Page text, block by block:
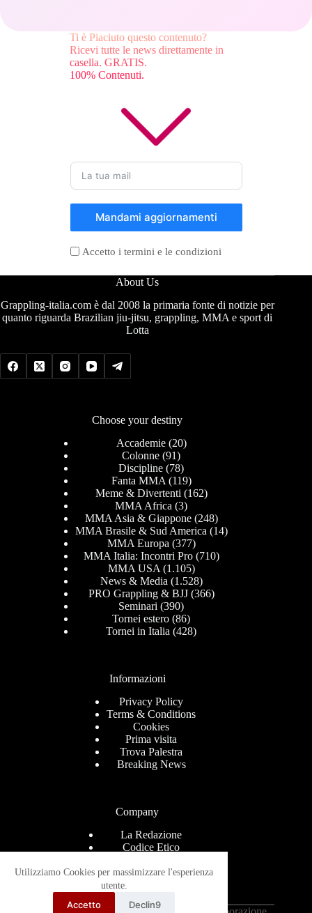
Utilizziamo Cookies per massimizzare l'esperienza
utente.
Accetto Declin9
Ti è Piaciuto questo contenuto?
Ricevi tutte le news direttamente in
casella. GRATIS.
100% Contenuti.
Mandami aggiornamenti
Accetto i termini e le condizioni
About Us
Grappling-italia.com è dal 2008 la primaria fonte di notizie per
quanto riguarda Brazilian jiu-jitsu, grappling, MMA e sport di
Lotta
Choose your destiny
Accademie(20)
Colonne (91)
Discipline (78)
Fanta MMA (119)
Meme & Divertenti (162)
MMA Africa (3)
MMA Asia & Giappone(248)
MMA Brasile & Sud America (14)
MMA Europa (377)
MMA Italia: Incontri Pro(710)
MMA USA (1.105)
News & Media (1.528)
PRO Grappling & BJJ(366)
Seminari (390)
Tornei estero (86)
Tornei in Italia (428)
Informazioni
Privacy Policy
Terms & Conditions
Cookies
Prima visita
Trova Palestra
Breaking News
Company
La Redazione
Codice Etico
Help Center
Ricevi le news via mail